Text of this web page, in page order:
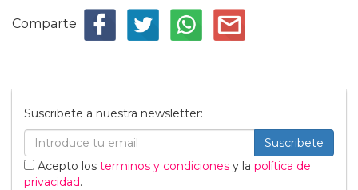
Comparte
Suscribete a nuestra newsletter:
Suscribete
Acepto los terminos y condiciones y la política de
privacidad.